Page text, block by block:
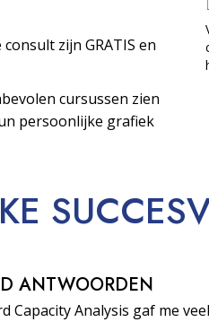
zijn GRATIS en
cursussen zien
persoonlijke grafiek
ANTWOORDEN
Capacity Analysis gaf me